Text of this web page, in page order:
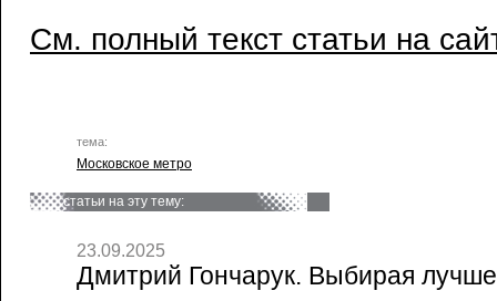
См. полный текст статьи на
тема:
Московское метро
статьи на эту тему:
23.09.2025
Дмитрий Гончарук. Выбирая